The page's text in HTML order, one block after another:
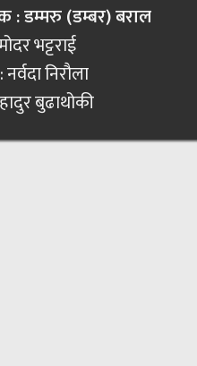
: डम्मरु (डम्बर) बराल
भट्टराई
निरौला
बुढाथोकी